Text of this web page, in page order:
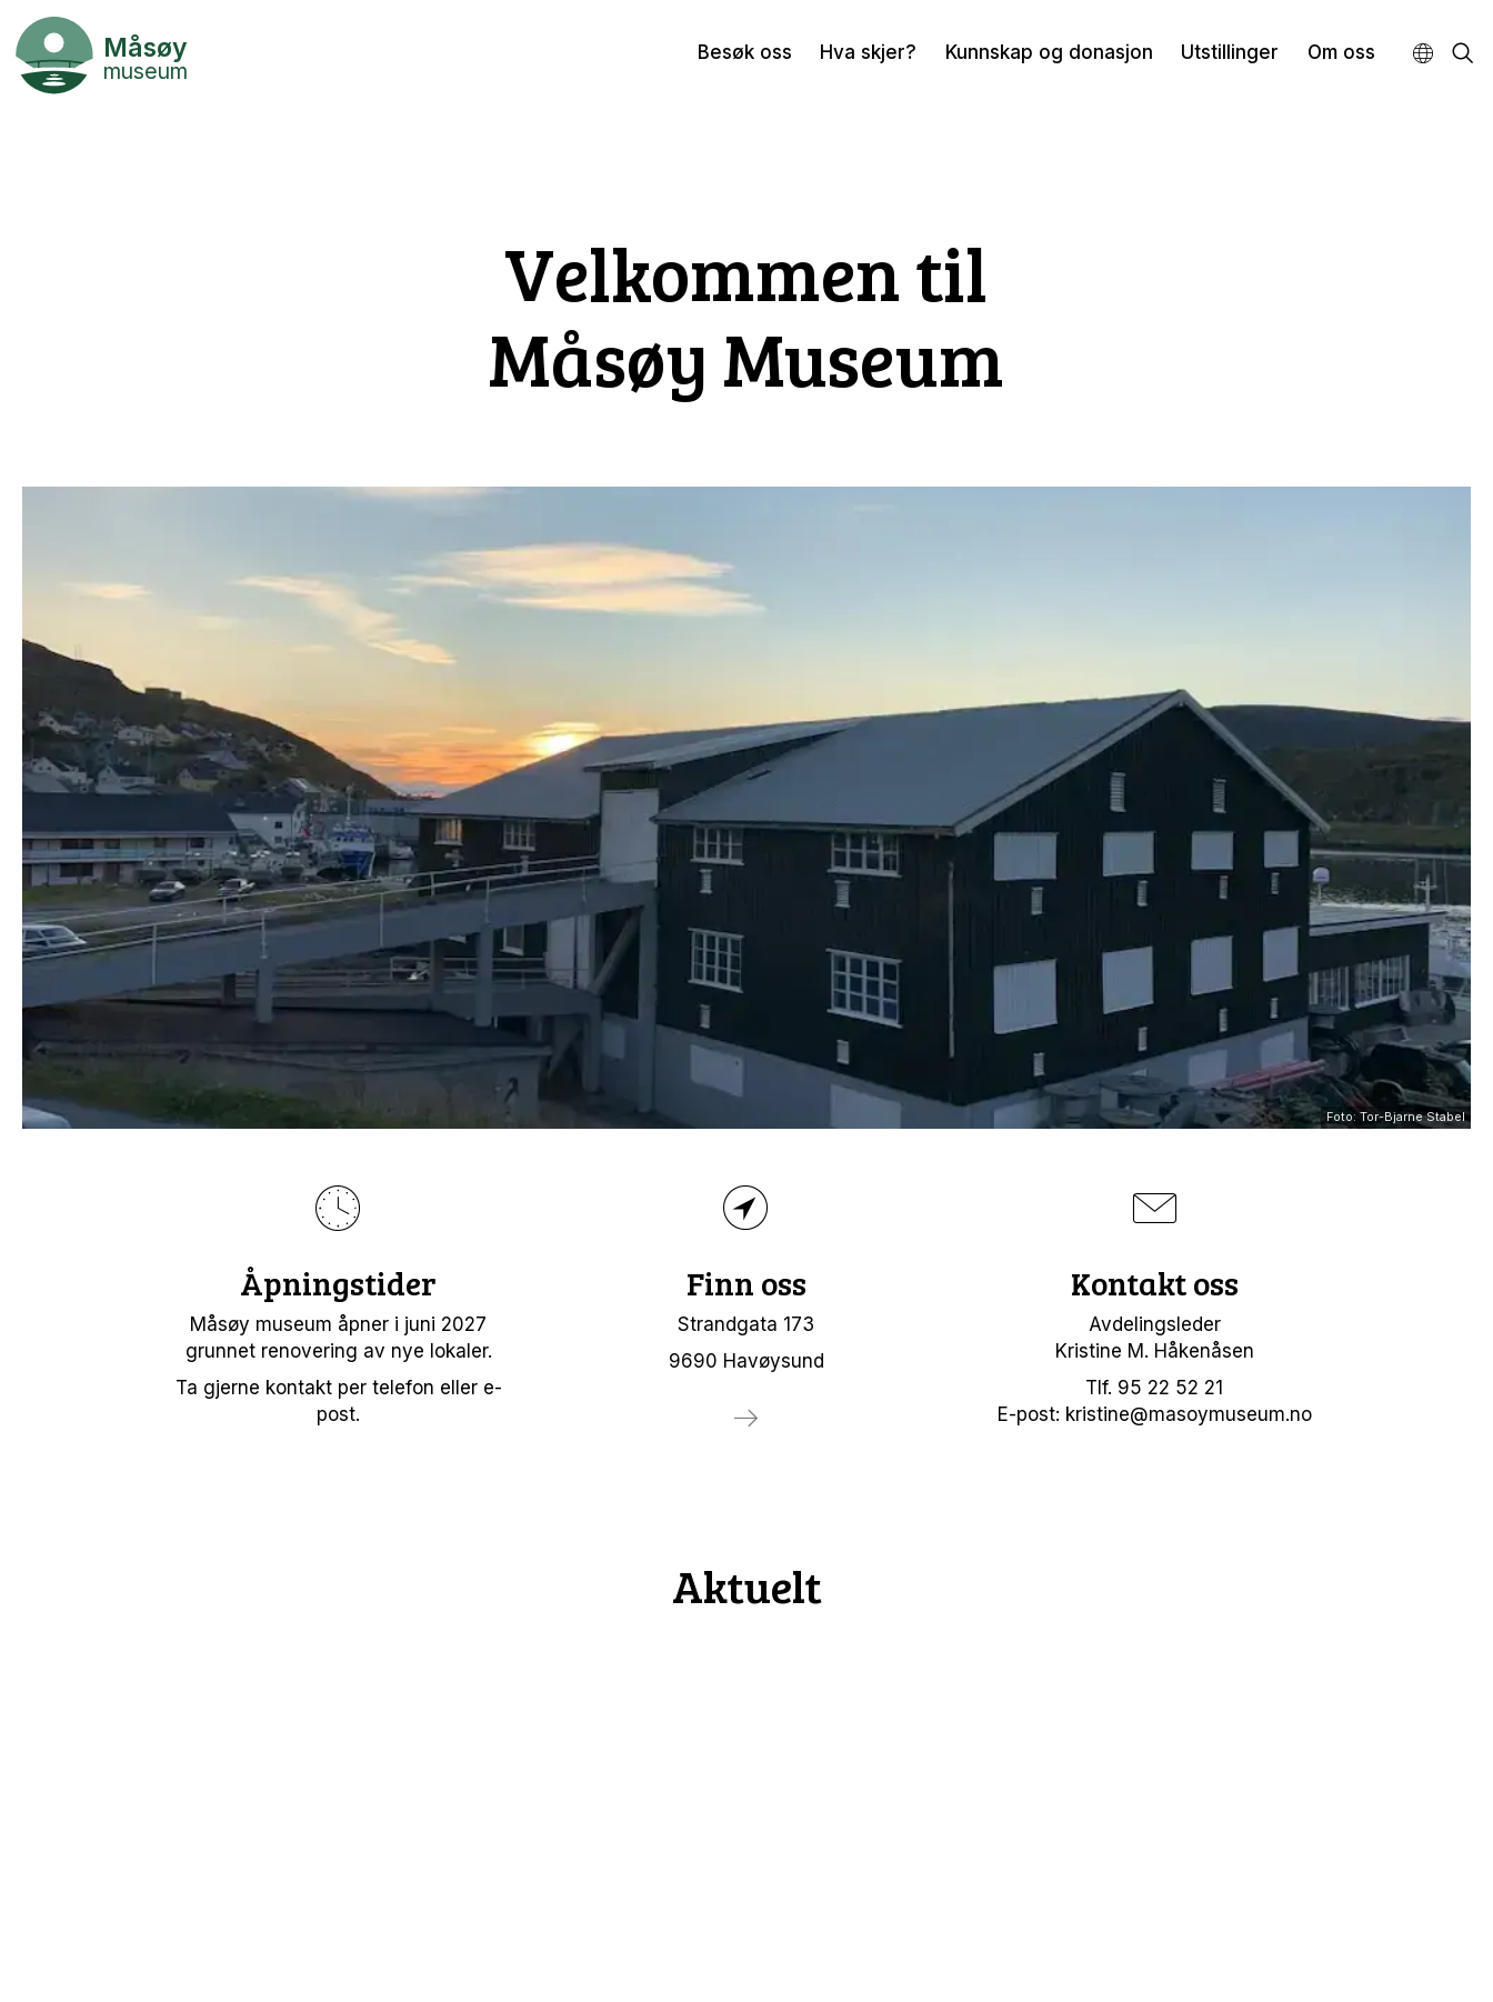
Måsøy
museum
Besøk oss Hva skjer? Kunnskap og donasjon Utstillinger Om oss
Velkommen til
Måsøy Museum
Foto: Tor-Bjarne Stabel
Åpningstider
Måsøy museum åpner i juni 2027
grunnet renovering av nye lokaler.
Ta gjerne kontakt per telefon eller e-
post.
Finn oss
Strandgata 173
9690 Havøysund
Kontakt oss
Avdelingsleder
Kristine M. Håkenåsen
Tlf. 95 22 52 21
E-post: kristine@masoymuseum.no
Aktuelt